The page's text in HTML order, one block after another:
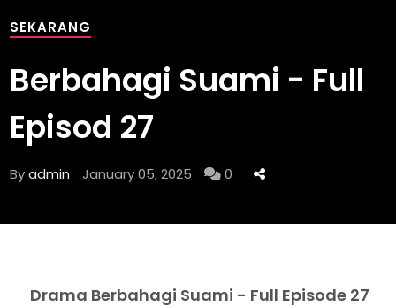
SEKARANG
Berbahagi Suami - Full
Episod 27
Byadmin January 05, 2025 0
Drama Berbahagi Suami - Full Episode 27